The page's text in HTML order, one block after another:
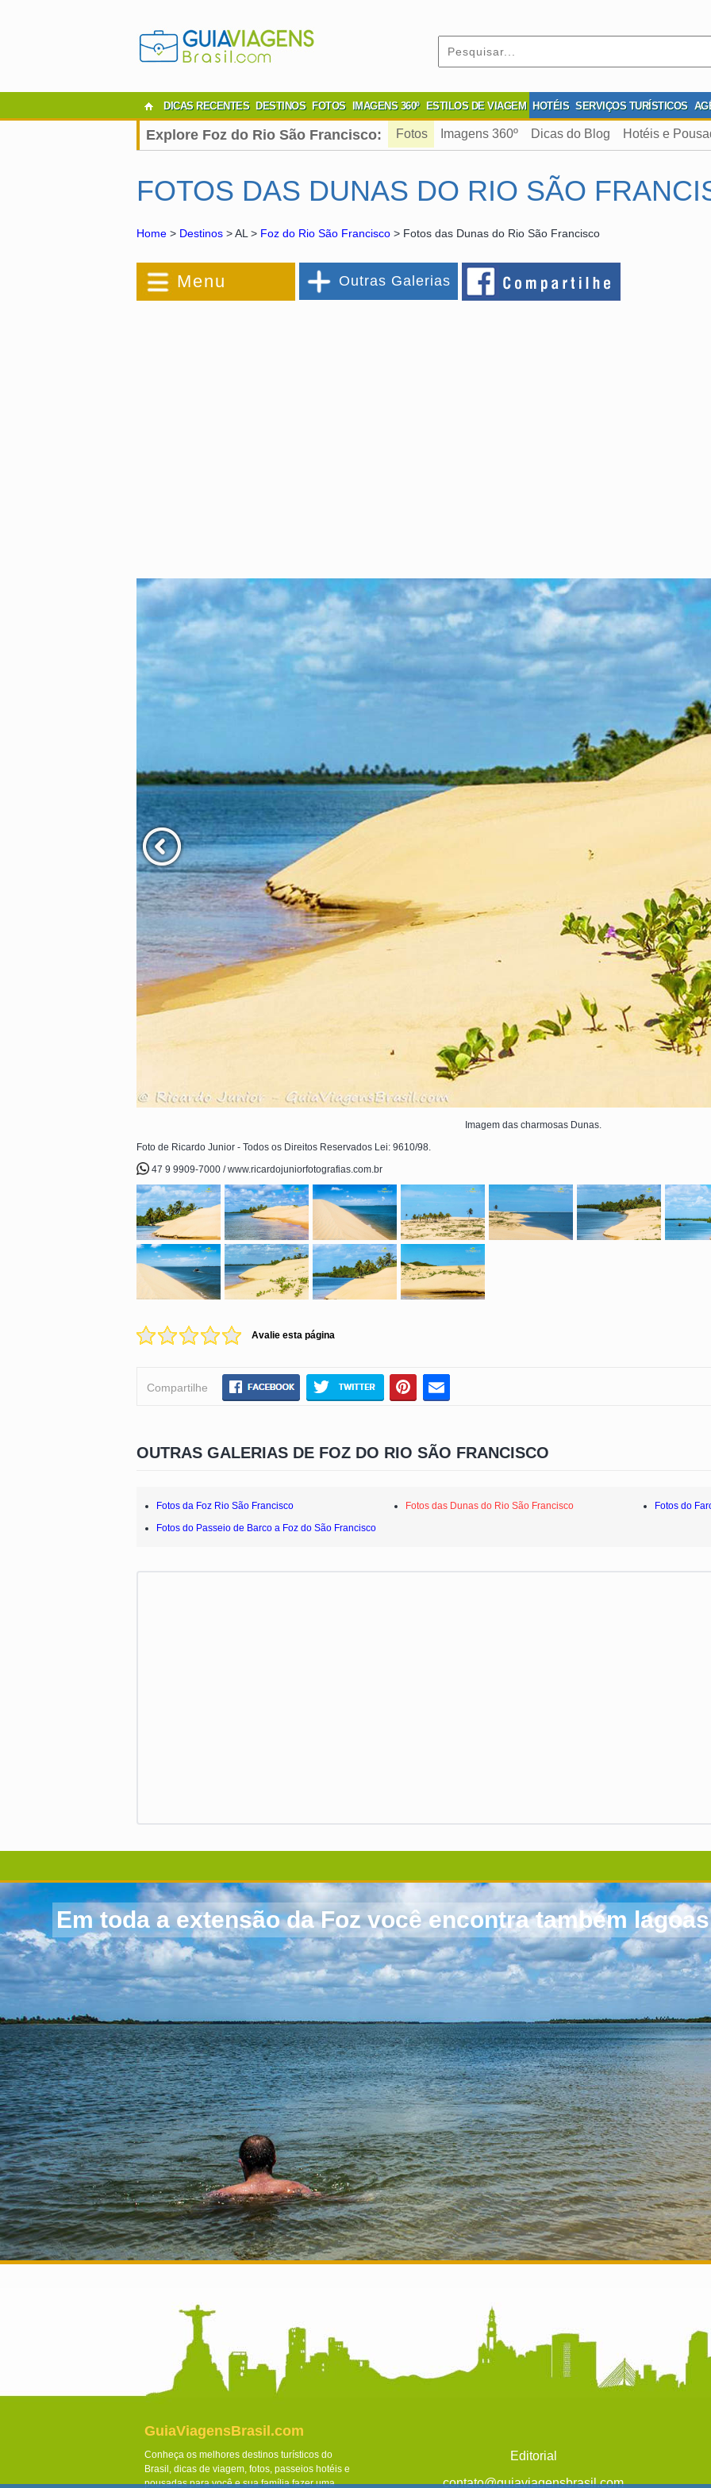
DICAS RECENTES DESTINOS FOTOS IMAGENS 360º ESTILOS DE VIAGEM HOTÉIS SERVIÇOS TURÍSTICOS
Explore Foz do Rio São Francisco: Fotos Imagens 360º Dicas do Blog Hotéis e
FOTOS DAS DUNAS DO RIO SÃO
Home > Destinos > AL > Foz do Rio São Francisco > Fotos das Dunas do Rio São Francisco
Menu Outras Galerias
Imagem das charmosas Dunas.
Foto de Ricardo Junior - Todos os Direitos Reservados Lei: 9610/98.
47 9 9909-7000 / www.ricardojuniorfotografias.com.br
Avalie esta página
Compartilhe
OUTRAS GALERIAS DE FOZ DO RIO SÃO FRANCISCO
Fotos da Foz Rio São Francisco Fotos das Dunas do Rio São Francisco
Fotos do
Fotos do Passeio de Barco a Foz do São Francisco
Em toda a extensão da Foz você encontra também
GuiaViagensBrasil.com
Conheça os melhores destinos turísticos do
Brasil, dicas de viagem, fotos, passeios hotéis e
pousadas para você e sua família fazer uma
Editorial
contato@guiaviagensbrasil.com